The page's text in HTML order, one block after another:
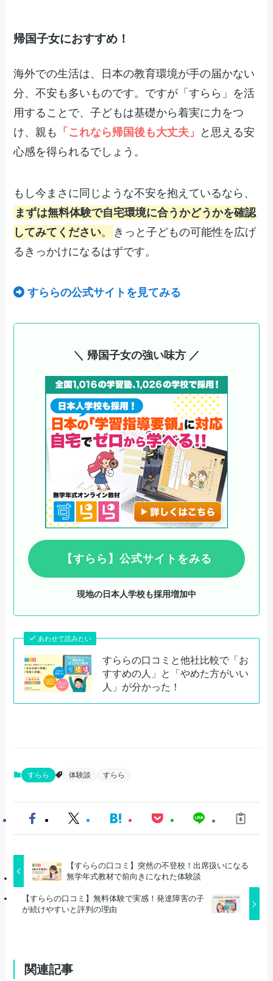
帰国子女におすすめ！
海外での生活は、日本の教育環境が手の届かない
分、不安も多いものです。ですが「すらら」を活
用することで、子どもは基礎から着実に力をつ
け、親も
「これなら帰国後も大丈夫」
と思える安
心感を得られるでしょう。
もし今まさに同じような不安を抱えているなら、
まずは無料体験で自宅環境に合うかどうかを確認
してみてください。
きっと子どもの可能性を広げ
るきっかけになるはずです。
すららの公式サイトを見てみる
＼ 帰国子女の強い味方 ／
【すらら】公式サイトをみる
現地の日本人学校も採用増加中
あわせて読みたい
すららの口コミと他社比較で「お
すすめの人」と「やめた方がいい
人」が分かった！
すらら 体験談 すらら
【すららの口コミ】突然の不登校！出席扱いになる
無学年式教材で前向きになれた体験談
【すららの口コミ】無料体験で実感！発達障害の子
が続けやすいと評判の理由
関連記事